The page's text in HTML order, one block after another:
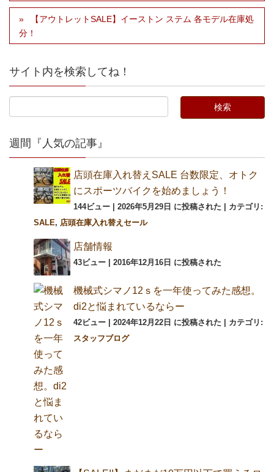
【アウトレットSALE】イーストン ステム 各モデル在庫処
分！
サイト内を検索してね！
週間『人気の記事』
店頭在庫入れ替えSALE 台数限定、オトク
にスポーツバイクを始めましょう！
144ビュー | 2026年5月29日 に投稿された | カテゴリ:
SALE, 店頭在庫入れ替えセール
店舗情報
43ビュー | 2016年12月16日 に投稿された
機械式シマノ12ｓを一年使ってみた感想。
di2と悩まれているならー
42ビュー 2024年12月22日 に投稿された
カテゴリ:
スタッフブログ